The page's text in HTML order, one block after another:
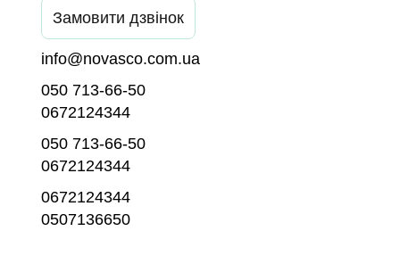
Замовити дзвінок
info@novasco.com.ua
050 713-66-50
0672124344
050 713-66-50
0672124344
0672124344
0507136650